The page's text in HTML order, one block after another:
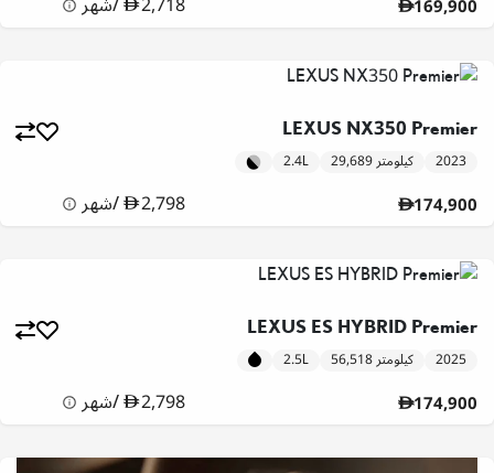
LEXUS NX350 Premier
2023 29,689 كيلومتر 2.4L
174,900
2,798
/شهر
LEXUS ES HYBRID Premier
2025 56,518 كيلومتر 2.5L
174,900
2,798
/شهر